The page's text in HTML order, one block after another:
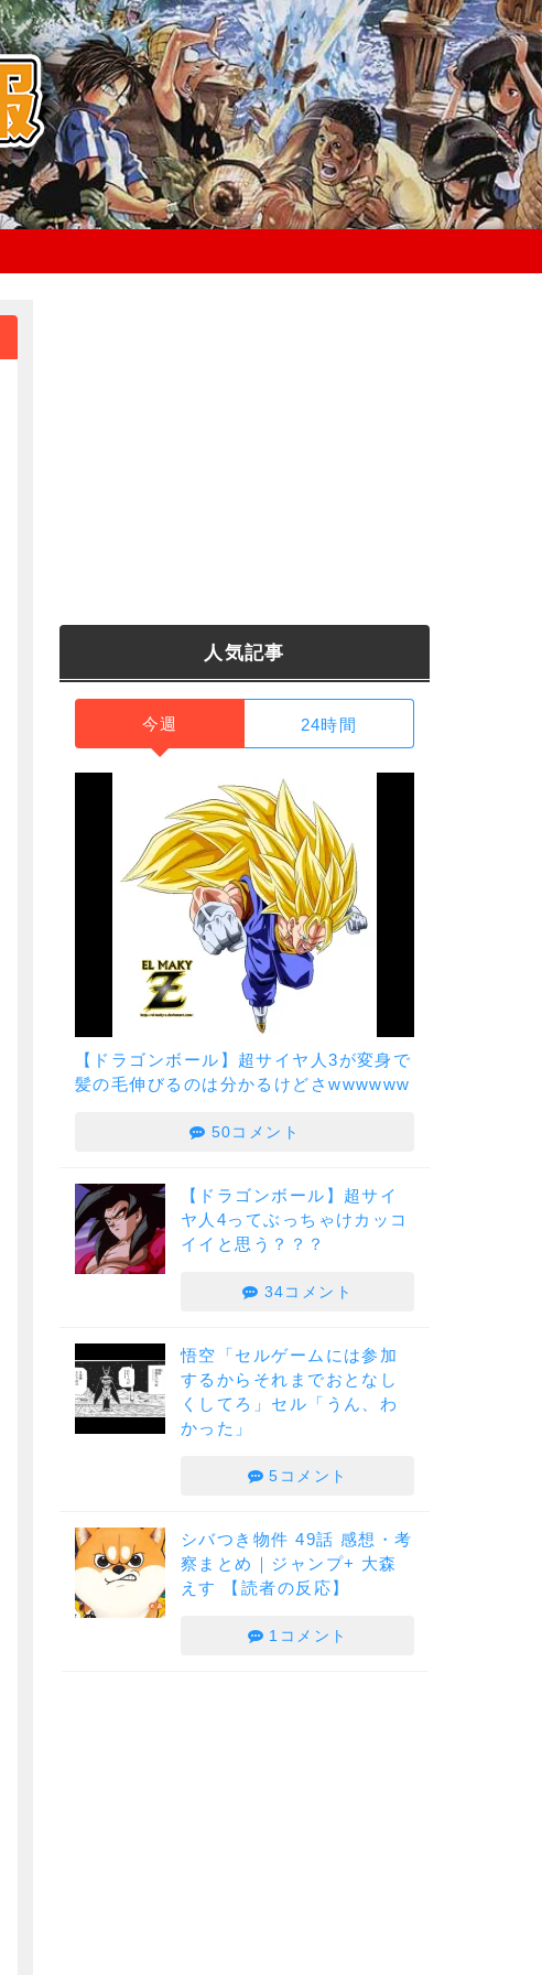
人気記事
今週 24時間
【ドラゴンボール】超サイヤ人3が変身で
髪の毛伸びるのは分かるけどさwwwwww
50コメント
【ドラゴンボール】超サイ
ヤ人4ってぶっちゃけカッコ
イイと思う？？？
34コメント
悟空「セルゲームには参加
するからそれまでおとなし
くしてろ」セル「うん、わ
かった」
5コメント
シバつき物件 49話 感想・考
察まとめ｜ジャンプ+ 大森
えす 【読者の反応】
1コメント